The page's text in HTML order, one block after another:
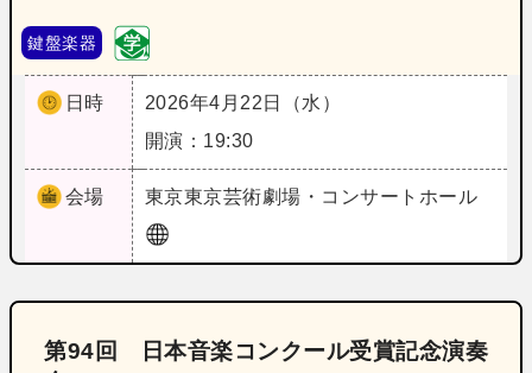
鍵盤楽器
日時
2026年4月22日（水）
開演：19:30
会場 東京東京芸術劇場・コンサートホール
第94回 日本音楽コンクール受賞記念演奏